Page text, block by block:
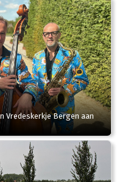
Vredeskerkje Bergen aan